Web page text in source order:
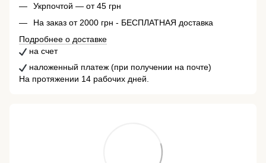
Укрпочтой — от 45 грн
На заказ от 2000 грн - БЕСПЛАТНАЯ доставка
Подробнее о доставке
на счет
наложенный платеж (при получении на почте)
На протяжении 14 рабочих дней.